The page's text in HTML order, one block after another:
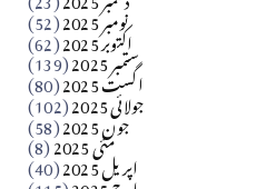
نومبر 2025 (52) اکتوبر 2025 (62) ستمبر 2025 (139) اگست 2025 (80) جولائی 2025 (102) جون 2025 (58) مئی 2025 (8) اپریل 2025 (40)